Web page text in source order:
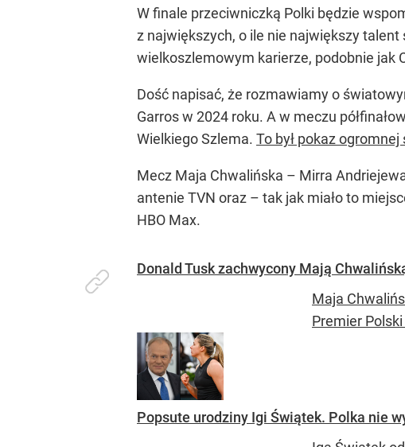
W finale przeciwniczką Polki będzie
z największych, o ile nie największy
wielkoszlemowym karierze, podobnie jak
Dość napisać, że rozmawiamy o
Garros w 2024 roku. A w meczu
Wielkiego Szlema. To był pokaz ogromnej
Mecz Maja Chwalińska – Mirra
antenie TVN oraz – tak jak miało to
HBO Max.
Donald Tusk zachwycony Mają
Maja
Premier
Popsute urodziny Igi Świątek. Polka nie